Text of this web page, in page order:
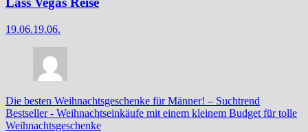
19.06.19.06.
Die besten Weihnachtsgeschenke für Männer! – Suchtrend
Bestseller- Weihnachtseinkäufe mit einem kleinem Budget für tolle
Weihnachtsgeschenke